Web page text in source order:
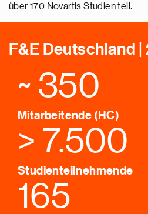
über 170 Novartis Studien teil.
F&E Deutschland |
~ 350
Mitarbeitende (HC)
> 7.500
Studienteilnehmende
165